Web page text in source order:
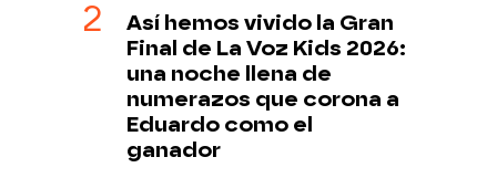
Así hemos vivido la Gran
Final de La Voz Kids 2026:
una noche llena de
numerazos que corona a
Eduardo como el
ganador